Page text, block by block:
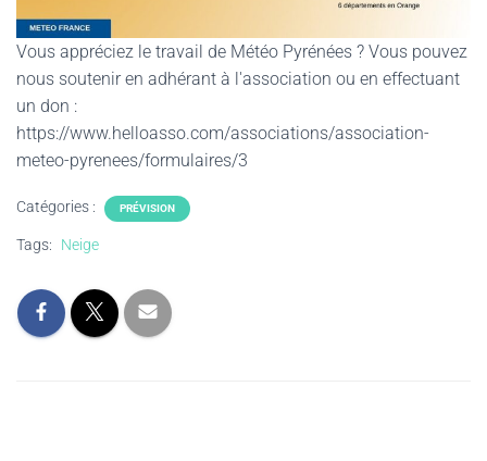
Vous appréciez le travail de Météo Pyrénées ? Vous pouvez
nous soutenir en adhérant à l'association ou en effectuant
un don :
https://www.helloasso.com/associations/association-
meteo-pyrenees/formulaires/3
Catégories : PRÉVISION
Tags: Neige